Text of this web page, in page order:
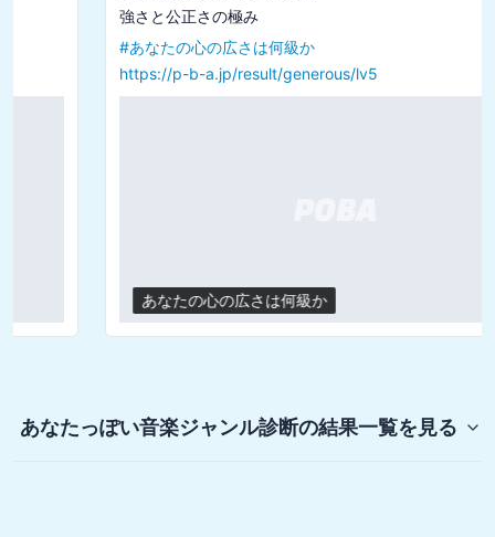
強さと公正さの極み
あなたの心の広さは何級か
https://p-b-a.jp/result/generous/lv5
あなたの心の広さは何級か
あなたっぽい音楽ジャンル診断の結果一覧を見る